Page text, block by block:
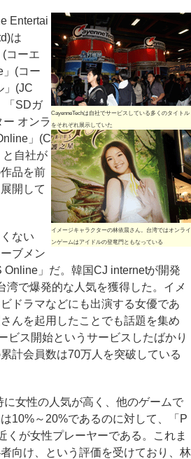
CayenneTechは自社でサービスしている多くのタイトル
をそれぞれ展示していた
イメージキャラクターの林依晨さん。台湾ではオンライ
ンゲームはアイドルの登竜門ともなっている
Entertai
は
(コーエ
」(コー
」(JC
「SDガ
オンラ
」(C
と自社が
品を前
開して
ない
ブメン
Online」だ。韓国CJ internetが開発
湾で爆発的な人気を獲得した。イメ
ドラマなどにも出演する女優であ
んを起用したことでも話題を集め
ビス開始というサービスしたばかり
計会員数は70万人を突破している
女性の人気が高く、他のゲームで
10%～20%であるのに対して、「P
くが女性プレーヤーである。これま
向け、という評価を受けており、林